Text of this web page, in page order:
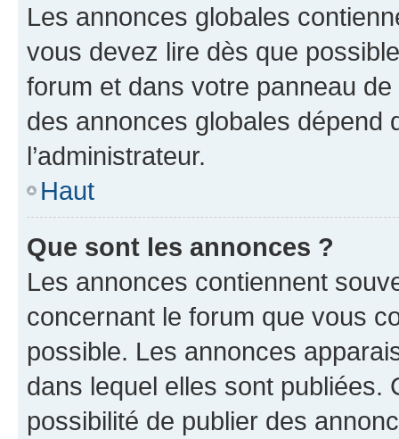
Les annonces globales
vous devez lire dès que
forum et dans votre panneau
des annonces globales dépend
l’administrateur.
Haut
Que sont les annonces ?
Les annonces contiennent
concernant le forum que vous
possible. Les annonces
dans lequel elles sont publiées.
possibilité de publier des